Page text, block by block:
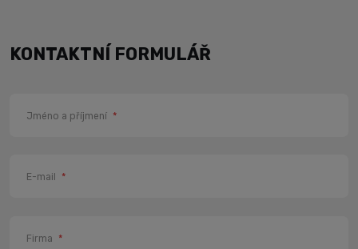
KONTAKTNÍ FORMULÁŘ
Jméno a příjmení *
E-mail *
Firma *